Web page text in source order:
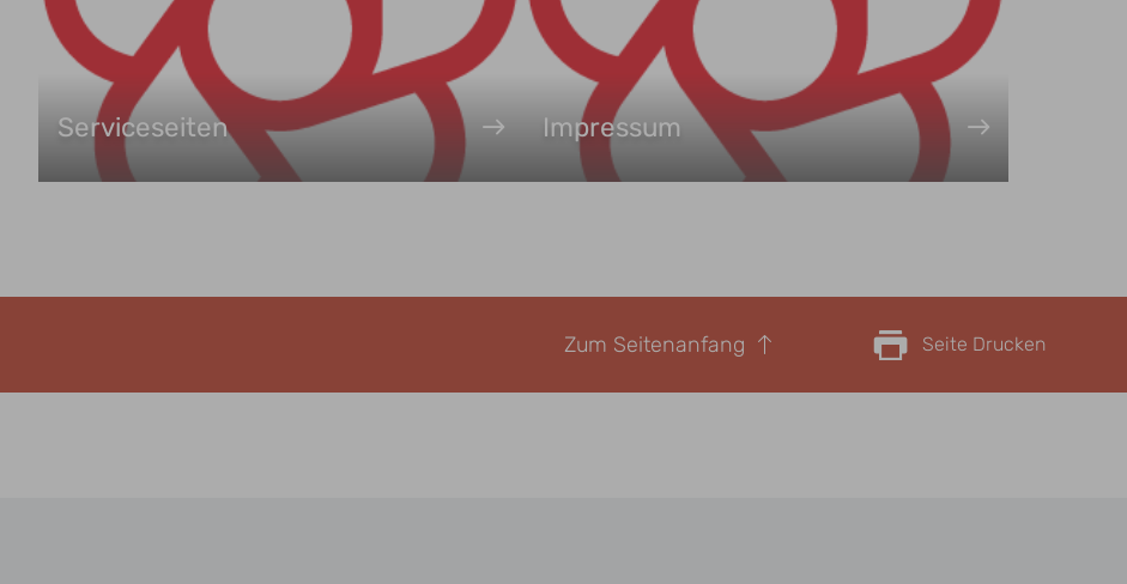
Serviceseiten Impressum
Zum Seitenanfang Seite Drucken